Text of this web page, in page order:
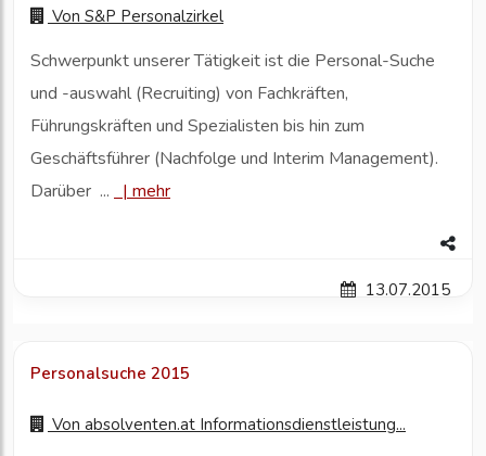
Von S&P Personalzirkel
Schwerpunkt unserer Tätigkeit ist die Personal-Suche
und -auswahl (Recruiting) von Fachkräften,
Führungskräften und Spezialisten bis hin zum
Geschäftsführer (Nachfolge und Interim Management).
Darüber ...
| mehr
13.07.2015
Personalsuche 2015
Von absolventen.at Informationsdienstleistung...